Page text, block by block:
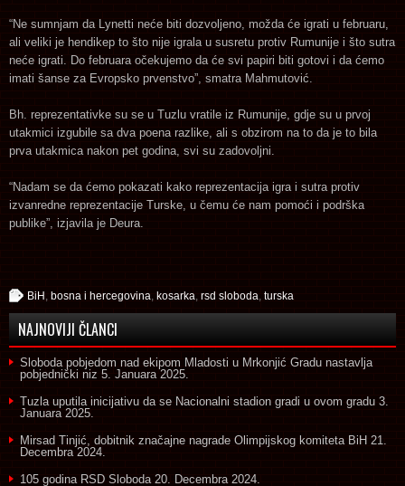
“Ne sumnjam da Lynetti neće biti dozvoljeno, možda će igrati u februaru,
ali veliki je hendikep to što nije igrala u susretu protiv Rumunije i što sutra
neće igrati. Do februara očekujemo da će svi papiri biti gotovi i da ćemo
imati šanse za Evropsko prvenstvo”, smatra Mahmutović.
Bh. reprezentativke su se u Tuzlu vratile iz Rumunije, gdje su u prvoj
utakmici izgubile sa dva poena razlike, ali s obzirom na to da je to bila
prva utakmica nakon pet godina, svi su zadovoljni.
“Nadam se da ćemo pokazati kako reprezentacija igra i sutra protiv
izvanredne reprezentacije Turske, u čemu će nam pomoći i podrška
publike”, izjavila je Deura.
BiH bosna i hercegovina kosarka rsd sloboda turska
NAJNOVIJI ČLANCI
Sloboda pobjedom nad ekipom Mladosti u Mrkonjić Gradu nastavlja
pobjednički niz 5. Januara 2025.
Tuzla uputila inicijativu da se Nacionalni stadion gradi u ovom gradu 3.
Januara 2025.
Mirsad Tinjić, dobitnik značajne nagrade Olimpijskog komiteta BiH 21.
Decembra 2024.
105 godina RSD Sloboda 20. Decembra 2024.